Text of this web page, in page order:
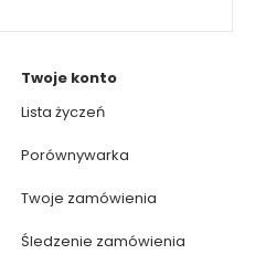
Twoje konto
Lista życzeń
Porównywarka
Twoje zamówienia
Śledzenie zamówienia